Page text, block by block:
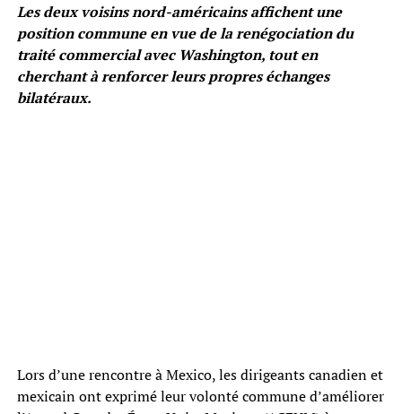
Les deux voisins nord-américains affichent une
position commune en vue de la renégociation du
traité commercial avec Washington, tout en
cherchant à renforcer leurs propres échanges
bilatéraux.
Lors d’une rencontre à Mexico, les dirigeants canadien et
mexicain ont exprimé leur volonté commune d’améliorer